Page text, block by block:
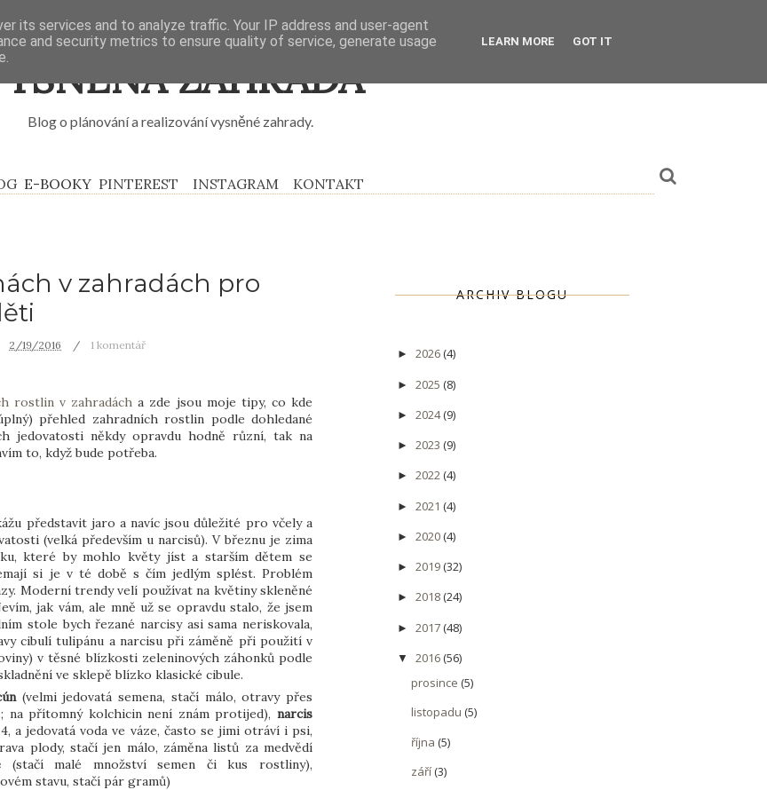
ZAHRADA
Blog o plánování a realizování vysněné zahrady.
E-BOOKY PINTEREST INSTAGRAM KONTAKT
v zahradách pro
2/19/2016 1 komentář
rostlin v zahradách a zde jsou moje tipy, co kde
přehled zahradních rostlin podle dohledané
jedovatosti někdy opravdu hodně různí, tak na
to, když bude potřeba.
představit jaro a navíc jsou důležité pro včely a
(velká především u narcisů). V březnu je zima
které by mohlo květy jíst a starším dětem se
si je v té době s čím jedlým splést. Problém
Moderní trendy velí používat na květiny skleněné
jak vám, ale mně už se opravdu stalo, že jsem
stole bych řezané narcisy asi sama neriskovala,
cibulí tulipánu a narcisu při záměně při použití v
v těsné blízkosti zeleninových záhonků podle
ve sklepě blízko klasické cibule.
(velmi jedovatá semena, stačí málo, otravy přes
na přítomný kolchicin není znám protijed), narcis
a jedovatá voda ve váze, často se jimi otráví i psi,
plody, stačí jen málo, záměna listů za medvědí
(stačí malé množství semen či kus rostliny),
stavu, stačí pár gramů)
ARCHIV BLOGU
► 2026(4)
► 2025 (8)
► 2024(9)
► 2023 (9)
► 2022(4)
► 2021 (4)
► 2020(4)
► 2019(32)
► 2018(24)
► 2017(48)
▼ 2016(56)
prosince (5)
listopadu (5)
října (5)
září(3)
its services and to analyze traffic. Your IP address and user-agent
and security metrics to ensure quality of service, generate usage
LEARN MORE GOT IT